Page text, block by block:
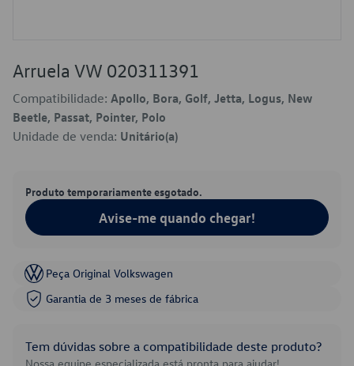
Arruela VW 020311391
Compatibilidade: Apollo, Bora, Golf, Jetta, Logus, New
Beetle, Passat, Pointer, Polo
Unidade de venda: Unitário(a)
Produto temporariamente esgotado.
Avise-me quando chegar!
Peça Original Volkswagen
Garantia de 3 meses de fábrica
Tem dúvidas sobre a compatibilidade deste produto?